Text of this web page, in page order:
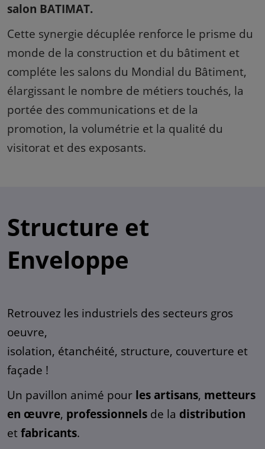
salon BATIMAT.
Cette synergie décuplée renforce le prisme du
monde de la construction et du bâtiment et
compléte les salons du Mondial du Bâtiment,
élargissant le nombre de métiers touchés, la
portée des communications et de la
promotion, la volumétrie et la qualité du
visitorat et des exposants.
Structure et
Enveloppe
Retrouvez les industriels des secteurs gros
oeuvre,
isolation, étanchéité, structure, couverture et
façade !
Un pavillon animé pour les artisans, metteurs
en œuvre, professionnels de la distribution
etfabricants.